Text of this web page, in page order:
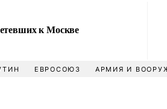
к Москве
ЕВРОСОЮЗ АРМИЯ И